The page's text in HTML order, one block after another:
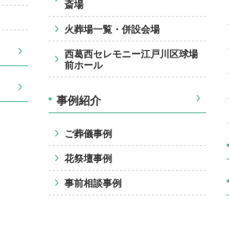
斎場
火葬場一覧・併設会場
西葛西セレモニー江戸川区球場
前ホール
事例紹介
ご葬儀事例
花祭壇事例
事前相談事例